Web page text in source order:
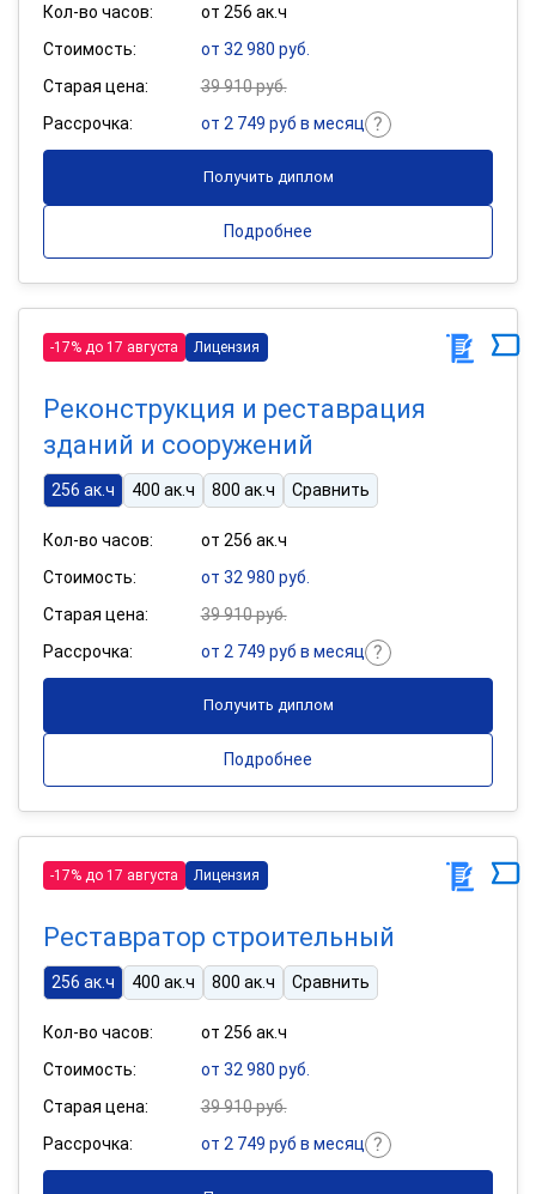
Кол-во часов:
от 256 ак.ч
Стоимость:
от 32 980 руб.
Старая цена:
39 910 руб.
Рассрочка:
от 2 749 руб в месяц
Получить диплом
Подробнее
-17% до 17 августа Лицензия
Реконструкция и реставрация
зданий и сооружений
256 ак.ч 400 ак.ч 800 ак.ч Сравнить
Кол-во часов:
от 256 ак.ч
Стоимость:
от 32 980 руб.
Старая цена:
39 910 руб.
Рассрочка:
от 2 749 руб в месяц
Получить диплом
Подробнее
-17% до 17 августа Лицензия
Реставратор строительный
256 ак.ч 400 ак.ч 800 ак.ч Сравнить
Кол-во часов:
от 256 ак.ч
Стоимость:
от 32 980 руб.
Старая цена:
39 910 руб.
Рассрочка:
от 2 749 руб в месяц